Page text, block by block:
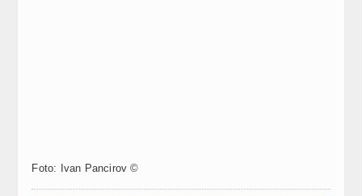
Foto: Ivan Pancirov ©